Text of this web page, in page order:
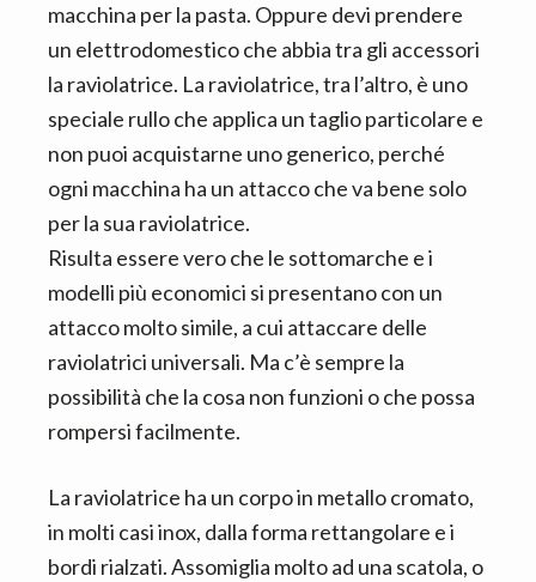
macchina per la pasta. Oppure devi prendere
un elettrodomestico che abbia tra gli accessori
la raviolatrice. La raviolatrice, tra l’altro, è uno
speciale rullo che applica un taglio particolare e
non puoi acquistarne uno generico, perché
ogni macchina ha un attacco che va bene solo
per la sua raviolatrice.
Risulta essere vero che le sottomarche e i
modelli più economici si presentano con un
attacco molto simile, a cui attaccare delle
raviolatrici universali. Ma c’è sempre la
possibilità che la cosa non funzioni o che possa
rompersi facilmente.
La raviolatrice ha un corpo in metallo cromato,
in molti casi inox, dalla forma rettangolare e i
bordi rialzati. Assomiglia molto ad una scatola, o